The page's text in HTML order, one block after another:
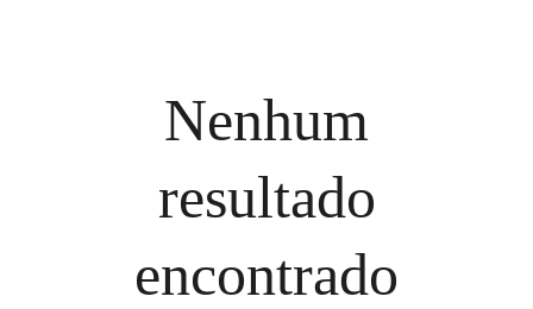
Nenhum
resultado
encontrado